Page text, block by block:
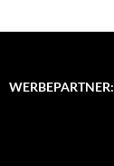
WERBEPARTNER: